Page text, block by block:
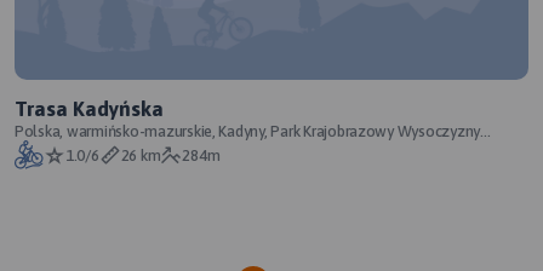
Trasa Kadyńska
Polska, warmińsko-mazurskie, Kadyny, Park Krajobrazowy Wysoczyzny
Elbląskiej, powiat elbląski
1.0/6 26 km 284m